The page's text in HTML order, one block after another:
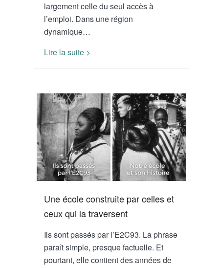
largement celle du seul accès à
l’emploi. Dans une région
dynamique…
Lire la suite >
Une école construite par celles et
ceux qui la traversent
Ils sont passés par l’E2C93. La phrase
paraît simple, presque factuelle. Et
pourtant, elle contient des années de